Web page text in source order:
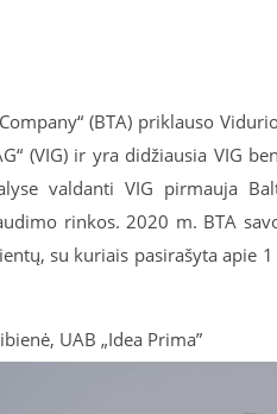
(BTA) priklauso
(VIG) ir yra didžiausia VIG
valdanti VIG pirmauja
rinkos. 2020 m. BTA
su kuriais pasirašyta apie
UAB „Idea Prima”